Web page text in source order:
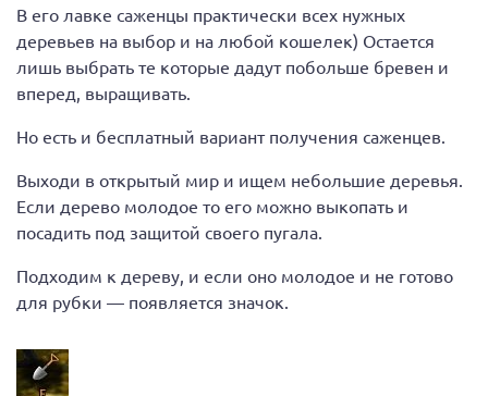
В его лавке саженцы практически всех нужных
деревьев на выбор и на любой кошелек) Остается
лишь выбрать те которые дадут побольше бревен и
вперед, выращивать.
Но есть и бесплатный вариант получения саженцев.
Выходи в открытый мир и ищем небольшие деревья.
Если дерево молодое то его можно выкопать и
посадить под защитой своего пугала.
Подходим к дереву, и если оно молодое и не готово
для рубки — появляется значок.